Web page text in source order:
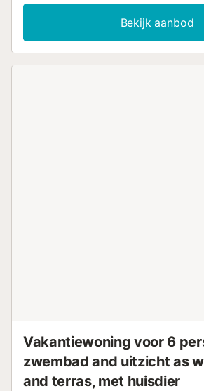
Bekijk aanbod
Vakantiewoning voor 6
zwembad and uitzicht as
and terras, met huisdier